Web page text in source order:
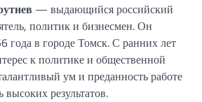
— выдающийся российский
политик и бизнесмен. Он
года в городе Томск. С ранних лет
к политике и общественной
ум и преданность работе
результатов.